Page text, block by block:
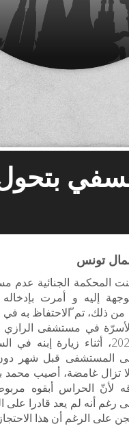
2021، أعلنت المحكمة الجنائية
إليه و أمرت
من ذلك، تم ّالاحتفاظ به
في مستشفى الرازي
في أوائل فيفري 2023ّ، أثناء
المستشفى قبل شهر دون
تزال غامضة، أصيب محمد
لأنّ الحراس أبقوه
أنه لم يعد قادرا على
على الرغم أن هذا